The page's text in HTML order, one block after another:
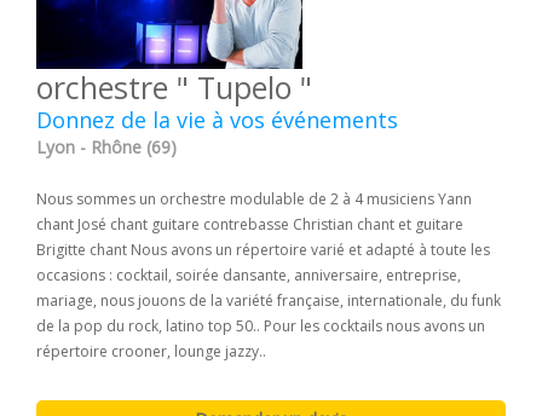
orchestre " Tupelo "
Donnez de la vie à vos événements
Lyon - Rhône (69)
Nous sommes un orchestre modulable de 2 à 4 musiciens Yann
chant José chant guitare contrebasse Christian chant et guitare
Brigitte chant Nous avons un répertoire varié et adapté à toute les
occasions : cocktail, soirée dansante, anniversaire, entreprise,
mariage, nous jouons de la variété française, internationale, du funk
de la pop du rock, latino top 50.. Pour les cocktails nous avons un
répertoire crooner, lounge jazzy..